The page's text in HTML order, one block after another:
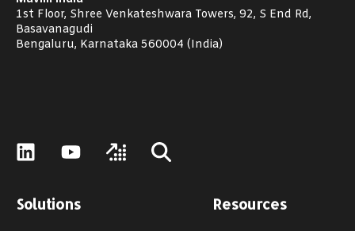
1st Floor, Shree Venkateshwara Towers, 92, S End Rd,
Basavanagudi
Bengaluru, Karnataka 560004 (India)
Solutions Resources